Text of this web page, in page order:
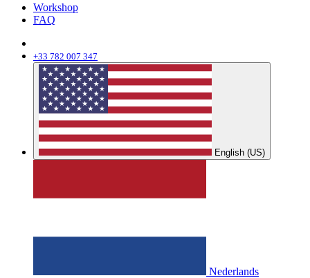
Workshop
FAQ
+33 782 007 347
English (US)
Nederlands